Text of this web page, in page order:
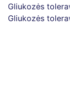
Gliukozės
Gliukozės